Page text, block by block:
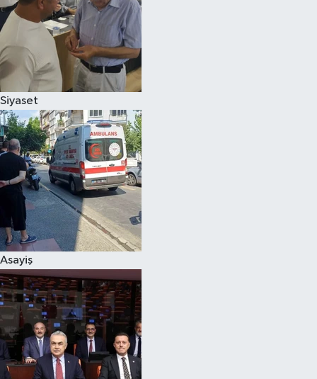
Siyaset
Asayiş
Magazin